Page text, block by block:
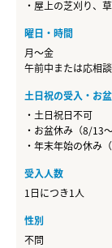
・屋上の芝刈り、
曜日・時間
月～金
午前中または応相談
土日祝の受入・お
・土日祝日不可
・お盆休み（8/13
・年末年始の休み
受入人数
1日につき1人
性別
不問